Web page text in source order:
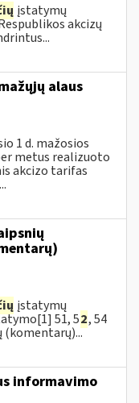
įstatymų
akcizų
alaus
1 d. mažosios
metus realizuoto
akcizo tarifas
įstatymų
51, 52, 54
informavimo